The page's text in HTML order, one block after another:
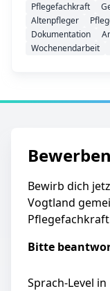
Pflegefachkraft
Altenpfleger
Dokumentation
Wochenendarbeit
Bewerben
Bewirb dich
Vogtland
Bitte
Sprach-Level